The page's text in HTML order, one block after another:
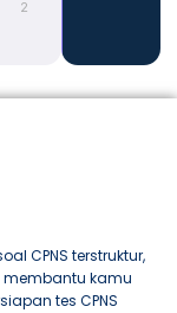
2026
CPNS terstruktur,
membantu kamu
tes CPNS